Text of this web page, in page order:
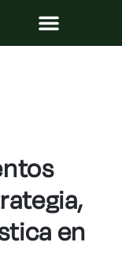
en